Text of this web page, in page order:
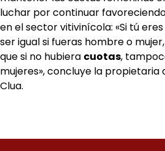
luchar por continuar
en el sector vitivinícola: «Si tú
ser igual si fueras hombre o
que si no hubiera cuotas,
mujeres», concluye la propietaria
Clua.